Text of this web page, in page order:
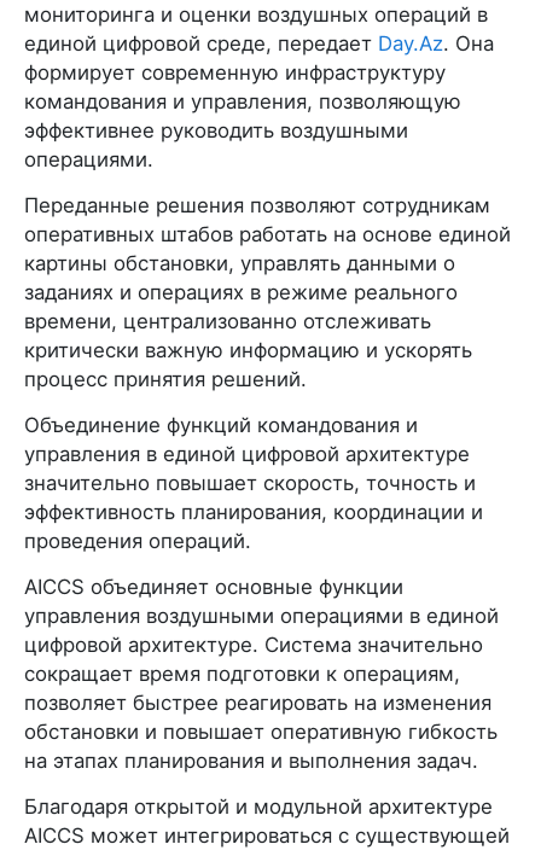
мониторинга и оценки воздушных операций в
единой цифровой среде, передает Day.Az. Она
формирует современную инфраструктуру
командования и управления, позволяющую
эффективнее руководить воздушными
операциями.
Переданные решения позволяют сотрудникам
оперативных штабов работать на основе единой
картины обстановки, управлять данными о
заданиях и операциях в режиме реального
времени, централизованно отслеживать
критически важную информацию и ускорять
процесс принятия решений.
Объединение функций командования и
управления в единой цифровой архитектуре
значительно повышает скорость, точность и
эффективность планирования, координации и
проведения операций.
AICCS объединяет основные функции
управления воздушными операциями в единой
цифровой архитектуре. Система значительно
сокращает время подготовки к операциям,
позволяет быстрее реагировать на изменения
обстановки и повышает оперативную гибкость
на этапах планирования и выполнения задач.
Благодаря открытой и модульной архитектуре
AICCS может интегрироваться с существующей